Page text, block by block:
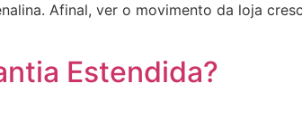
Afinal, ver o movimento da loja
Estendida?